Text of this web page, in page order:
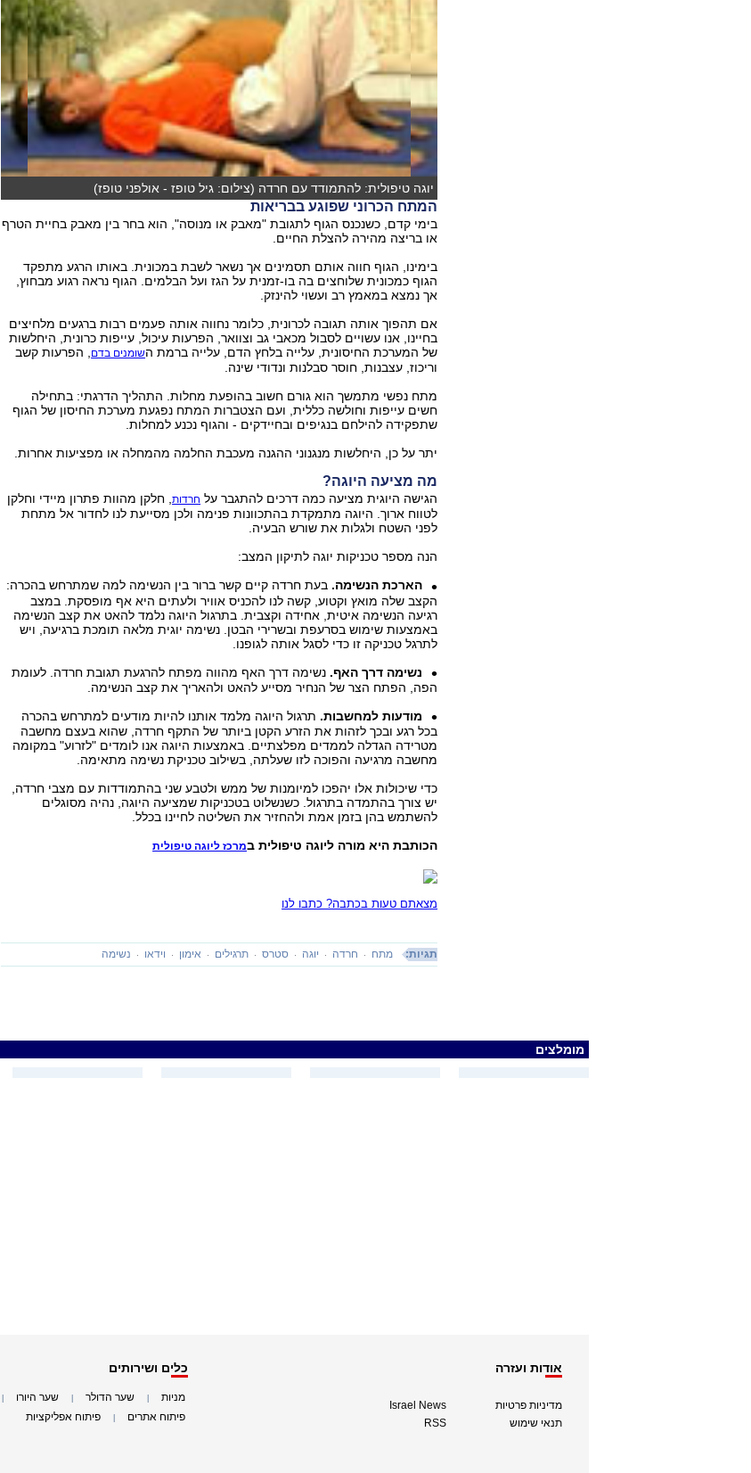
יוגה טיפולית: להתמודד עם חרדה (צילום: גיל טופז - אולפני טופז)
המתח הכרוני שפוגע בבריאות
בימי קדם, כשנכנס הגוף לתגובת "מאבק או מנוסה", הוא בחר בין מאבק בחיית הטרף
או בריצה מהירה להצלת החיים.
בימינו, הגוף חווה אותם תסמינים אך נשאר לשבת במכונית. באותו הרגע מתפקד
הגוף כמכונית שלוחצים בה בו-זמנית על הגז ועל הבלמים. הגוף נראה רגוע מבחוץ,
אך נמצא במאמץ רב ועשוי להינזק.
אם תהפוך אותה תגובה לכרונית, כלומר נחווה אותה פעמים רבות ברגעים מלחיצים
בחיינו, אנו עשויים לסבול מכאבי גב וצוואר, הפרעות עיכול, עייפות כרונית, היחלשות
של המערכת החיסונית, עלייה בלחץ הדם, עלייה ברמת השומנים בדם, הפרעות קשב
וריכוז, עצבנות, חוסר סבלנות ונדודי שינה.
מתח נפשי מתמשך הוא גורם חשוב בהופעת מחלות. התהליך הדרגתי: בתחילה
חשים עייפות וחולשה כללית, ועם הצטברות המתח נפגעת מערכת החיסון של הגוף
שתפקידה להילחם בנגיפים ובחיידקים - והגוף נכנע למחלות.
יתר על כן, היחלשות מנגנוני ההגנה מעכבת החלמה מהמחלה או מפציעות אחרות.
מה מציעה היוגה?
הגישה היוגית מציעה כמה דרכים להתגבר על חרדות, חלקן מהוות פתרון מיידי וחלקן
לטווח ארוך. היוגה מתמקדת בהתכוונות פנימה ולכן מסייעת לנו לחדור אל מתחת
לפני השטח ולגלות את שורש הבעיה.
הנה מספר טכניקות יוגה לתיקון המצב:
הארכת הנשימה. בעת חרדה קיים קשר ברור בין הנשימה למה שמתרחש בהכרה:
הקצב שלה מואץ וקטוע, קשה לנו להכניס אוויר ולעתים היא אף מופסקת. במצב
רגיעה הנשימה איטית, אחידה וקצבית. בתרגול היוגה נלמד להאט את קצב הנשימה
באמצעות שימוש בסרעפת ובשרירי הבטן. נשימה יוגית מלאה תומכת ברגיעה, ויש
לתרגל טכניקה זו כדי לסגל אותה לגופנו.
נשימה דרך האף. נשימה דרך האף מהווה מפתח להרגעת תגובת חרדה. לעומת
הפה, הפתח הצר של הנחיר מסייע להאט ולהאריך את קצב הנשימה.
מודעות למחשבות. תרגול היוגה מלמד אותנו להיות מודעים למתרחש בהכרה
בכל רגע ובכך לזהות את הזרע הקטן ביותר של התקף חרדה, שהוא בעצם מחשבה
מטרידה הגדלה לממדים מפלצתיים. באמצעות היוגה אנו לומדים "לזרוע" במקומה
מחשבה מרגיעה והפוכה לזו שעלתה, בשילוב טכניקת נשימה מתאימה.
כדי שיכולות אלו יהפכו למיומנות של ממש ולטבע שני בהתמודדות עם מצבי חרדה,
יש צורך בהתמדה בתרגול. כשנשלוט בטכניקות שמציעה היוגה, נהיה מסוגלים
להשתמש בהן בזמן אמת ולהחזיר את השליטה לחיינו בכלל.
הכותבת היא מורה ליוגה טיפולית במרכז ליוגה טיפולית
מצאתם טעות בכתבה? כתבו לנו
תגיות: מתח חרדה יוגה סטרס תרגילים אימון וידאו נשימה
מומלצים
אודות ועזרה
מדיניות פרטיות
תנאי שימוש
Israel News
RSS
כלים ושירותים
מניות שער הדולר שער היורו
פיתוח אתרים פיתוח אפליקציות